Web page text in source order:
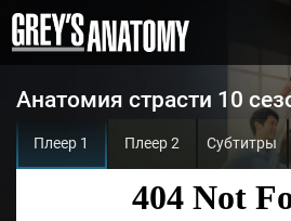
Анатомия страсти 10
Плеер 1 Плеер 2 Субтитры